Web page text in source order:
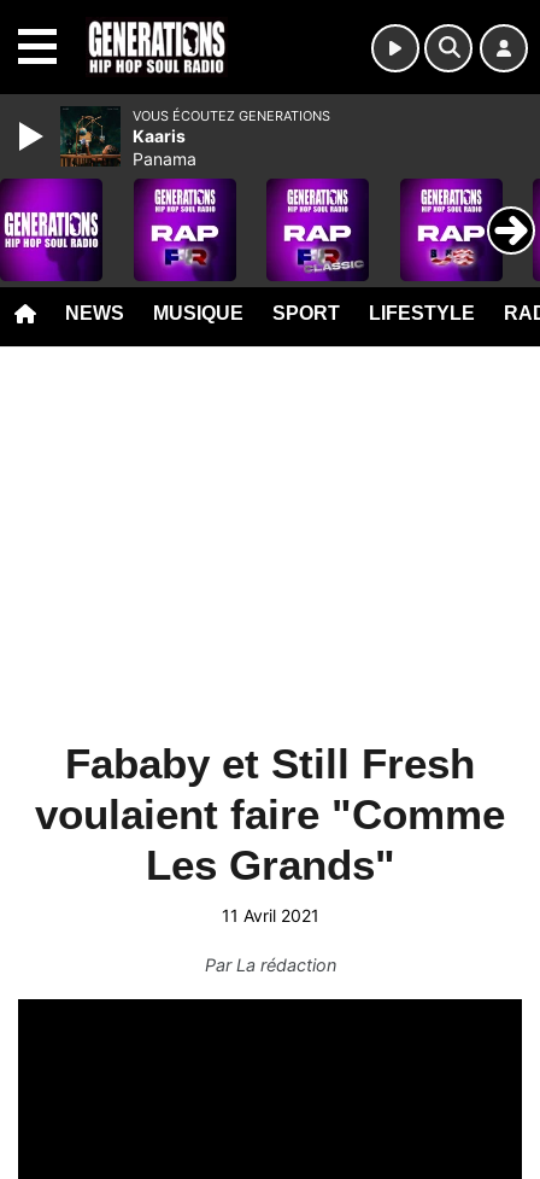
NEWS MUSIQUE SPORT LIFESTYLE
Fababy et Still Fresh
voulaient faire "Comme
Les Grands"
11 Avril 2021
ParLa rédaction
VOUS ÉCOUTEZ GENERATIONS
Kaaris
Panama